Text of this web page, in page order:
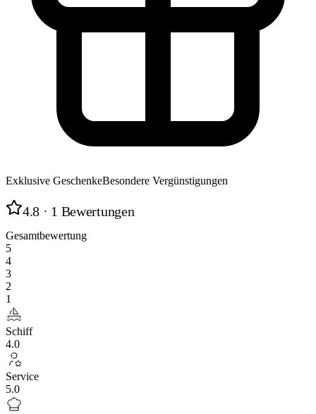
Exklusive GeschenkeBesondere Vergünstigungen
4.8 · 1 Bewertungen
Gesamtbewertung
5
4
3
2
1
Schiff
4.0
Service
5.0